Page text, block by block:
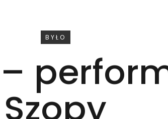
WYDARZENIE
BYŁO
Szopy